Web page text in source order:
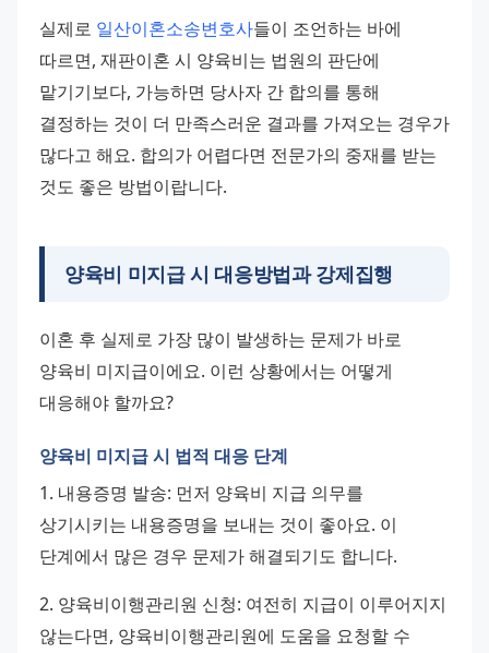
실제로 일산이혼소송변호사들이 조언하는 바에
따르면, 재판이혼 시 양육비는 법원의 판단에
맡기기보다, 가능하면 당사자 간 합의를 통해
결정하는 것이 더 만족스러운 결과를 가져오는 경우가
많다고 해요. 합의가 어렵다면 전문가의 중재를 받는
것도 좋은 방법이랍니다.
양육비 미지급 시 대응방법과 강제집행
이혼 후 실제로 가장 많이 발생하는 문제가 바로
양육비 미지급이에요. 이런 상황에서는 어떻게
대응해야 할까요?
양육비 미지급 시 법적 대응 단계
1. 내용증명 발송: 먼저 양육비 지급 의무를
상기시키는 내용증명을 보내는 것이 좋아요. 이
단계에서 많은 경우 문제가 해결되기도 합니다.
2. 양육비이행관리원 신청: 여전히 지급이 이루어지지
않는다면, 양육비이행관리원에 도움을 요청할 수